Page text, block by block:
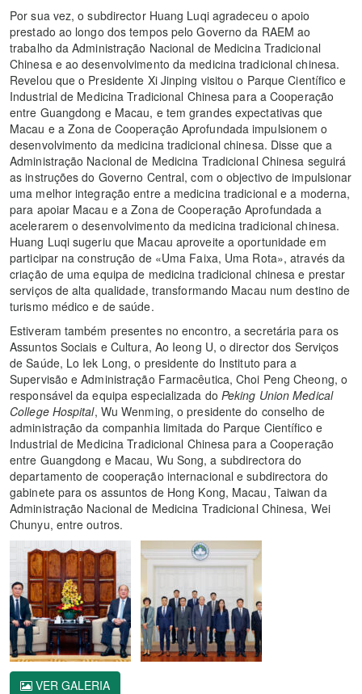
Por sua vez, o subdirector Huang Luqi agradeceu o apoio
prestado ao longo dos tempos pelo Governo da RAEM ao
trabalho da Administração Nacional de Medicina Tradicional
Chinesa e ao desenvolvimento da medicina tradicional chinesa.
Revelou que o Presidente Xi Jinping visitou o Parque Científico e
Industrial de Medicina Tradicional Chinesa para a Cooperação
entre Guangdong e Macau, e tem grandes expectativas que
Macau e a Zona de Cooperação Aprofundada impulsionem o
desenvolvimento da medicina tradicional chinesa. Disse que a
Administração Nacional de Medicina Tradicional Chinesa seguirá
as instruções do Governo Central, com o objectivo de impulsionar
uma melhor integração entre a medicina tradicional e a moderna,
para apoiar Macau e a Zona de Cooperação Aprofundada a
acelerarem o desenvolvimento da medicina tradicional chinesa.
Huang Luqi sugeriu que Macau aproveite a oportunidade em
participar na construção de «Uma Faixa, Uma Rota», através da
criação de uma equipa de medicina tradicional chinesa e prestar
serviços de alta qualidade, transformando Macau num destino de
turismo médico e de saúde.
Estiveram também presentes no encontro, a secretária para os
Assuntos Sociais e Cultura, Ao Ieong U, o director dos Serviços
de Saúde, Lo Iek Long, o presidente do Instituto para a
Supervisão e Administração Farmacêutica, Choi Peng Cheong, o
responsável da equipa especializada do Peking Union Medical
College Hospital, Wu Wenming, o presidente do conselho de
administração da companhia limitada do Parque Científico e
Industrial de Medicina Tradicional Chinesa para a Cooperação
entre Guangdong e Macau, Wu Song, a subdirectora do
departamento de cooperação internacional e subdirectora do
gabinete para os assuntos de Hong Kong, Macau, Taiwan da
Administração Nacional de Medicina Tradicional Chinesa, Wei
Chunyu, entre outros.
VER GALERIA